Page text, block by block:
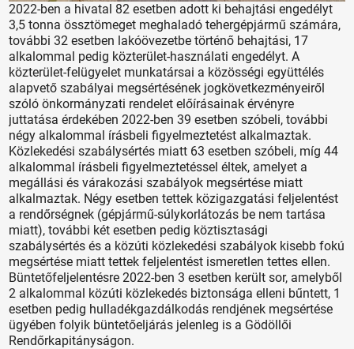
2022-ben a hivatal 82 esetben adott ki behajtási engedélyt
3,5 tonna össztömeget meghaladó tehergépjármű számára,
további 32 esetben lakóövezetbe történő behajtási, 17
alkalommal pedig közterület-használati engedélyt. A
közterület-felügyelet munkatársai a közösségi együttélés
alapvető szabályai megsértésének jogkövetkezményeiről
szóló önkormányzati rendelet előírásainak érvényre
juttatása érdekében 2022-ben 39 esetben szóbeli, további
négy alkalommal írásbeli figyelmeztetést alkalmaztak.
Közlekedési szabálysértés miatt 63 esetben szóbeli, míg 44
alkalommal írásbeli figyelmeztetéssel éltek, amelyet a
megállási és várakozási szabályok megsértése miatt
alkalmaztak. Négy esetben tettek közigazgatási feljelentést
a rendőrségnek (gépjármű-súlykorlátozás be nem tartása
miatt), további két esetben pedig köztisztasági
szabálysértés és a közúti közlekedési szabályok kisebb fokú
megsértése miatt tettek feljelentést ismeretlen tettes ellen.
Büntetőfeljelentésre 2022-ben 3 esetben került sor, amelyből
2 alkalommal közúti közlekedés biztonsága elleni bűntett, 1
esetben pedig hulladékgazdálkodás rendjének megsértése
ügyében folyik büntetőeljárás jelenleg is a Gödöllői
Rendőrkapitányságon.